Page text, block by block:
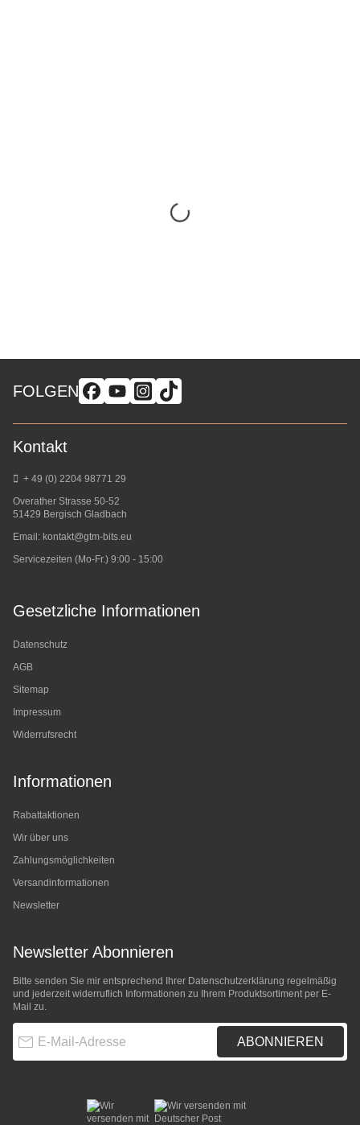
FOLGEN
Kontakt
+ 49 (0) 2204 98771 29
Overather Strasse 50-52
51429 Bergisch Gladbach
Email: kontakt@gtm-bits.eu
Servicezeiten (Mo-Fr.) 9:00 - 15:00
Gesetzliche Informationen
Datenschutz
AGB
Sitemap
Impressum
Widerrufsrecht
Informationen
Rabattaktionen
Wir über uns
Zahlungsmöglichkeiten
Versandinformationen
Newsletter
Newsletter Abonnieren
Bitte senden Sie mir entsprechend Ihrer Datenschutzerklärung regelmäßig
und jederzeit widerruflich Informationen zu Ihrem Produktsortiment per E-
Mail zu.
ABONNIEREN